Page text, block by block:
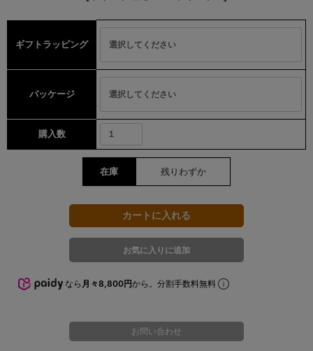
ギフトラッピング
パッケージ
購入数
在庫 残りわずか
なら 月々8,800円から。分割手数料無料
お問い合わせ